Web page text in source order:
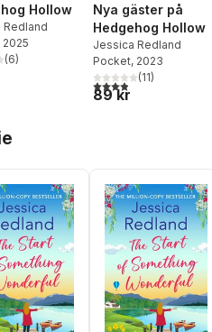
Hollow
Redland
2025
stjärnor. Totalt antal röster:
(6)
Nya gäster på
Hedgehog Hollow
Jessica Redland
Pocket, 2023
3,9utav 5 stjärnor.
(11)
89 kr